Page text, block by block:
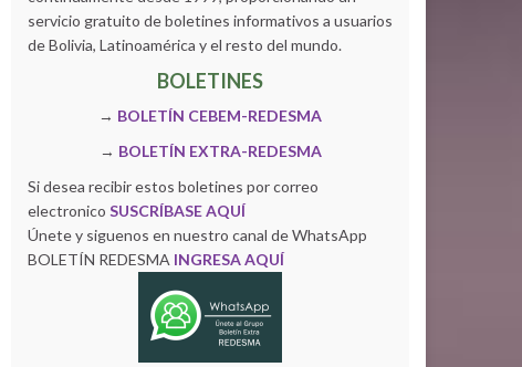
servicio gratuito de boletines informativos a usuarios
de Bolivia, Latinoamérica y el resto del mundo.
BOLETINES
→ BOLETÍN CEBEM-REDESMA
→ BOLETÍN EXTRA-REDESMA
Si desea recibir estos boletines por correo
electronico SUSCRÍBASE AQUÍ
Únete y siguenos en nuestro canal de WhatsApp
BOLETÍN REDESMA INGRESA AQUÍ